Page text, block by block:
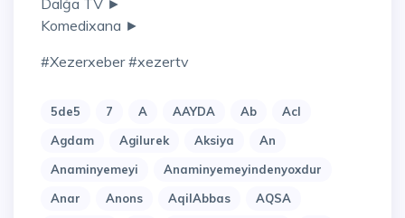
Dalğa TV ►
Komedixana ►
#xezerxeber #xezertv
5de5 7 A AAYDA Ab
Acl
Agdam
Agilurek Aksiya
An
Anaminyemeyi
Anaminyemeyindenyoxdur
Anar
Anons AqilAbbas
AQSA